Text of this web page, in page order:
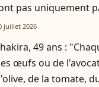
pas uniquement
juillet 2026
49 ans :
œufs ou de
de la tomate,